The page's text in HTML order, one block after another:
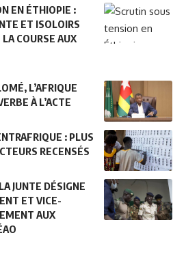
EN ÉTHIOPIE :
ET ISOLOIRS
COURSE AUX
L’AFRIQUE
À L’ACTE
: PLUS
RECENSÉS
JUNTE DÉSIGNE
ET VICE-
AUX